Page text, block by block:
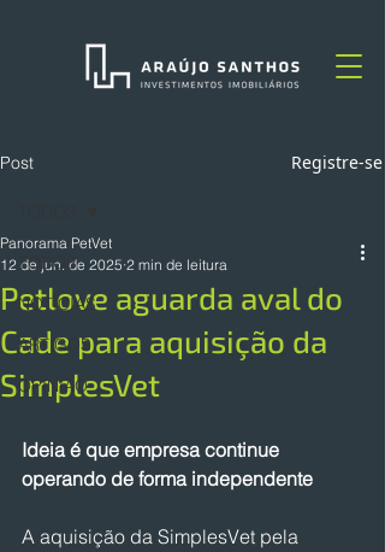
Post Registre-se
TODOS
NOTÍCIAS
ARTIGOS
OPINIÃO
Petlove aguarda aval do
Cade para aquisição da
SimplesVet
Panorama PetVet
12 de jun. de 2025 2 min de leitura
Ideia é que empresa continue
operando de forma independente
A aquisição da SimplesVet pela